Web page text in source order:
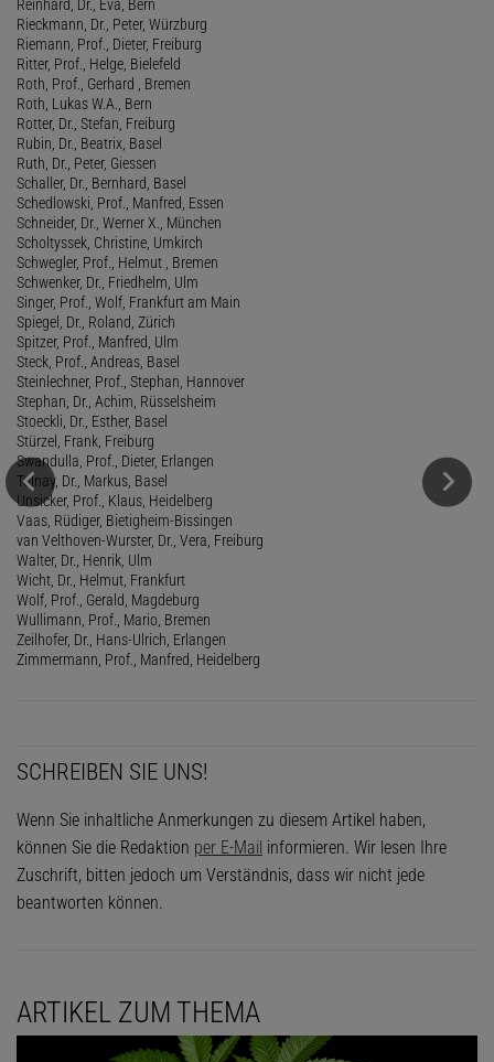
Reinhard, Dr., Eva, Bern
Rieckmann, Dr., Peter, Würzburg
Riemann, Prof., Dieter, Freiburg
Ritter, Prof., Helge, Bielefeld
Roth, Prof., Gerhard , Bremen
Roth, Lukas W.A., Bern
Rotter, Dr., Stefan, Freiburg
Rubin, Dr., Beatrix, Basel
Ruth, Dr., Peter, Giessen
Schaller, Dr., Bernhard, Basel
Schedlowski, Prof., Manfred, Essen
Schneider, Dr., Werner X., München
Scholtyssek, Christine, Umkirch
Schwegler, Prof., Helmut , Bremen
Schwenker, Dr., Friedhelm, Ulm
Singer, Prof., Wolf, Frankfurt am Main
Spiegel, Dr., Roland, Zürich
Spitzer, Prof., Manfred, Ulm
Steck, Prof., Andreas, Basel
Steinlechner, Prof., Stephan, Hannover
Stephan, Dr., Achim, Rüsselsheim
Stoeckli, Dr., Esther, Basel
Stürzel, Frank, Freiburg
Swandulla, Prof., Dieter, Erlangen
Tolnay, Dr., Markus, Basel
Unsicker, Prof., Klaus, Heidelberg
Vaas, Rüdiger, Bietigheim-Bissingen
van Velthoven-Wurster, Dr., Vera, Freiburg
Walter, Dr., Henrik, Ulm
Wicht, Dr., Helmut, Frankfurt
Wolf, Prof., Gerald, Magdeburg
Wullimann, Prof., Mario, Bremen
Zeilhofer, Dr., Hans-Ulrich, Erlangen
Zimmermann, Prof., Manfred, Heidelberg
SCHREIBEN SIE UNS!
Wenn Sie inhaltliche Anmerkungen zu diesem Artikel haben,
können Sie die Redaktion per E-Mail informieren. Wir lesen Ihre
Zuschrift, bitten jedoch um Verständnis, dass wir nicht jede
beantworten können.
ARTIKEL ZUM THEMA